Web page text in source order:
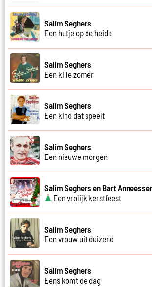
Salim Seghers
Een hutje op de heide
Salim Seghers
Een kille zomer
Salim Seghers
Een kind dat speelt
Salim Seghers
Een nieuwe morgen
Salim Seghers en Bart
Een vrolijk kerstfeest
Salim Seghers
Een vrouw uit duizend
Salim Seghers
Eens komt de dag